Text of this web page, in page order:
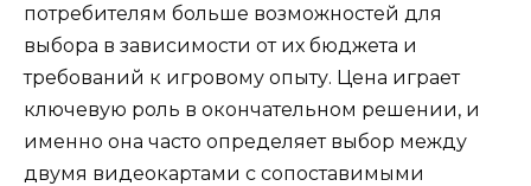
потребителям больше возможностей для
выбора в зависимости от их бюджета и
требований к игровому опыту. Цена играет
ключевую роль в окончательном решении, и
именно она часто определяет выбор между
двумя видеокартами с сопоставимыми